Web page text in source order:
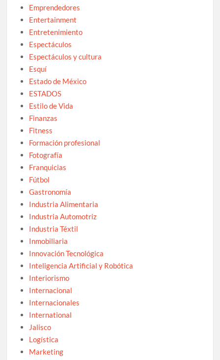
Emprendedores
Entertainment
Entretenimiento
Espectáculos
Espectáculos y cultura
Esquí
Estado de México
ESTADOS
Estilo de Vida
Finanzas
Fitness
Formación profesional
Fotografía
Franquicias
Fútbol
Gastronomía
Industria Alimentaria
Industria Automotriz
Industria Téxtil
Inmobiliaria
Innovación Tecnológica
Inteligencia Artificial y Robótica
Interiorismo
Internacional
Internacionales
International
Jalisco
Logística
Marketing